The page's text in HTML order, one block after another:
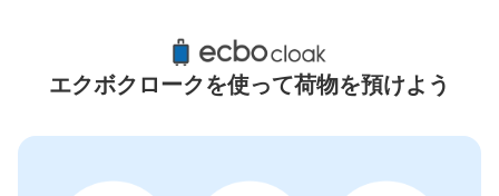
新宿駅周辺のおすすめコインロッカー
62件
エクボクロークを使って荷物を預けよう